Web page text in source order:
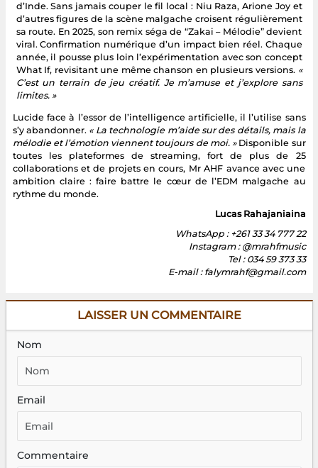
d’Inde. Sans jamais couper le fil local : Niu Raza, Arione Joy et
d’autres figures de la scène malgache croisent régulièrement
sa route. En 2025, son remix séga de “Zakai – Mélodie” devient
viral. Confirmation numérique d’un impact bien réel. Chaque
année, il pousse plus loin l’expérimentation avec son concept
What If, revisitant une même chanson en plusieurs versions. «
C’est un terrain de jeu créatif. Je m’amuse et j’explore sans
limites. »
Lucide face à l’essor de l’intelligence artificielle, il l’utilise sans
s’y abandonner. « La technologie m’aide sur des détails, mais la
mélodie et l’émotion viennent toujours de moi. » Disponible sur
toutes les plateformes de streaming, fort de plus de 25
collaborations et de projets en cours, Mr AHF avance avec une
ambition claire : faire battre le cœur de l’EDM malgache au
rythme du monde.
Lucas Rahajaniaina
WhatsApp : +261 33 34 777 22
Instagram : @mrahfmusic
Tel : 034 59 373 33
E-mail : falymrahf@gmail.com
LAISSER UN COMMENTAIRE
Nom
Email
Commentaire